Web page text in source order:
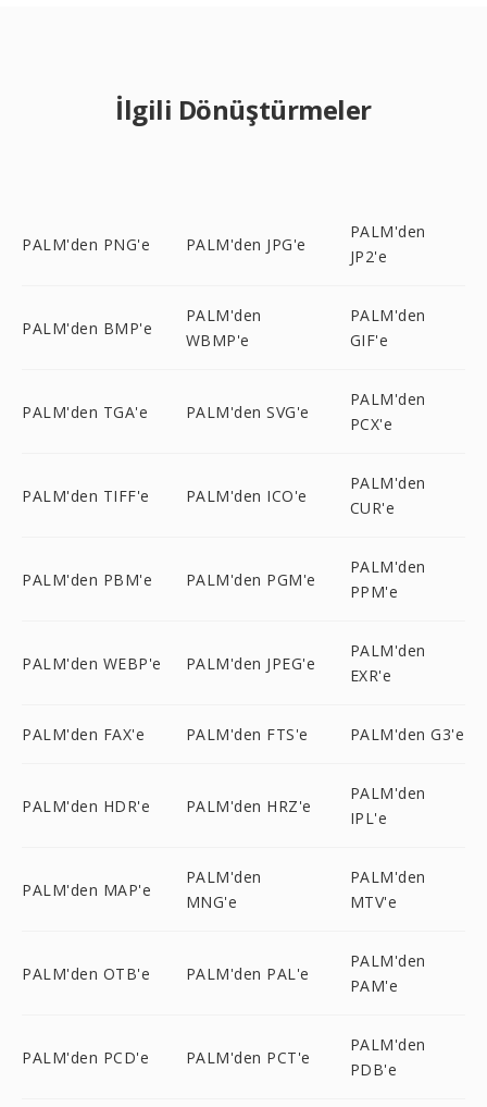
İlgili Dönüştürmeler
PALM'den PNG'e PALM'den JPG'e
PALM'den
JP2'e
PALM'den BMP'e
PALM'den
WBMP'e
PALM'den
GIF'e
PALM'den TGA'e PALM'den SVG'e
PALM'den
PCX'e
PALM'den TIFF'e PALM'den ICO'e
PALM'den
CUR'e
PALM'den PBM'e PALM'den PGM'e
PALM'den
PPM'e
PALM'den WEBP'e PALM'den JPEG'e
PALM'den
EXR'e
PALM'den FAX'e PALM'den FTS'e PALM'den G3'e
PALM'den HDR'e PALM'den HRZ'e
PALM'den
IPL'e
PALM'den MAP'e
PALM'den
MNG'e
PALM'den
MTV'e
PALM'den OTB'e PALM'den PAL'e
PALM'den
PAM'e
PALM'den PCD'e PALM'den PCT'e
PALM'den
PDB'e